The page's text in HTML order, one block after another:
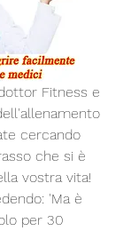
Fitness e
cercando
che si è
vostra vita!
'Ma è
per 30